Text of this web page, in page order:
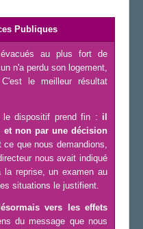
Publiques
au plus fort de
n'a perdu son logement,
le meilleur résultat
le dispositif prend fin : il
et non par une décision
ce que nous demandions,
nous avait indiqué
reprise, un examen au
situations le justifient.
vers les effets
du message que nous